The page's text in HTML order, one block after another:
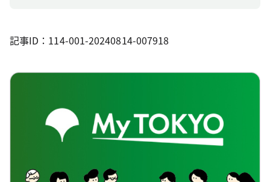
記事ID：114-001-20240814-007918